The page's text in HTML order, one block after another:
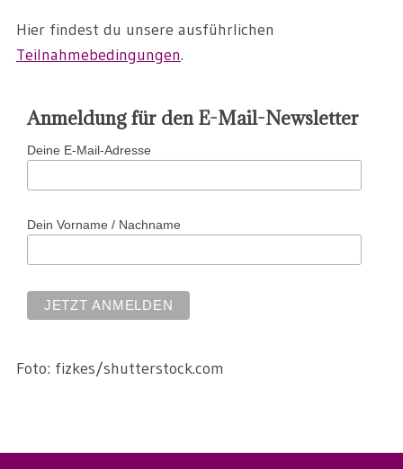
Hier findest du unsere ausführlichen
Teilnahmebedingungen.
Anmeldung für den E-Mail-Newsletter
Deine E-Mail-Adresse
Dein Vorname / Nachname
Foto: fizkes/shutterstock.com